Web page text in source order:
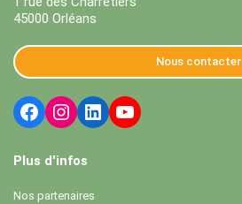
45000 Orléans
Nous contacter
Plus d'infos
Nos partenaires